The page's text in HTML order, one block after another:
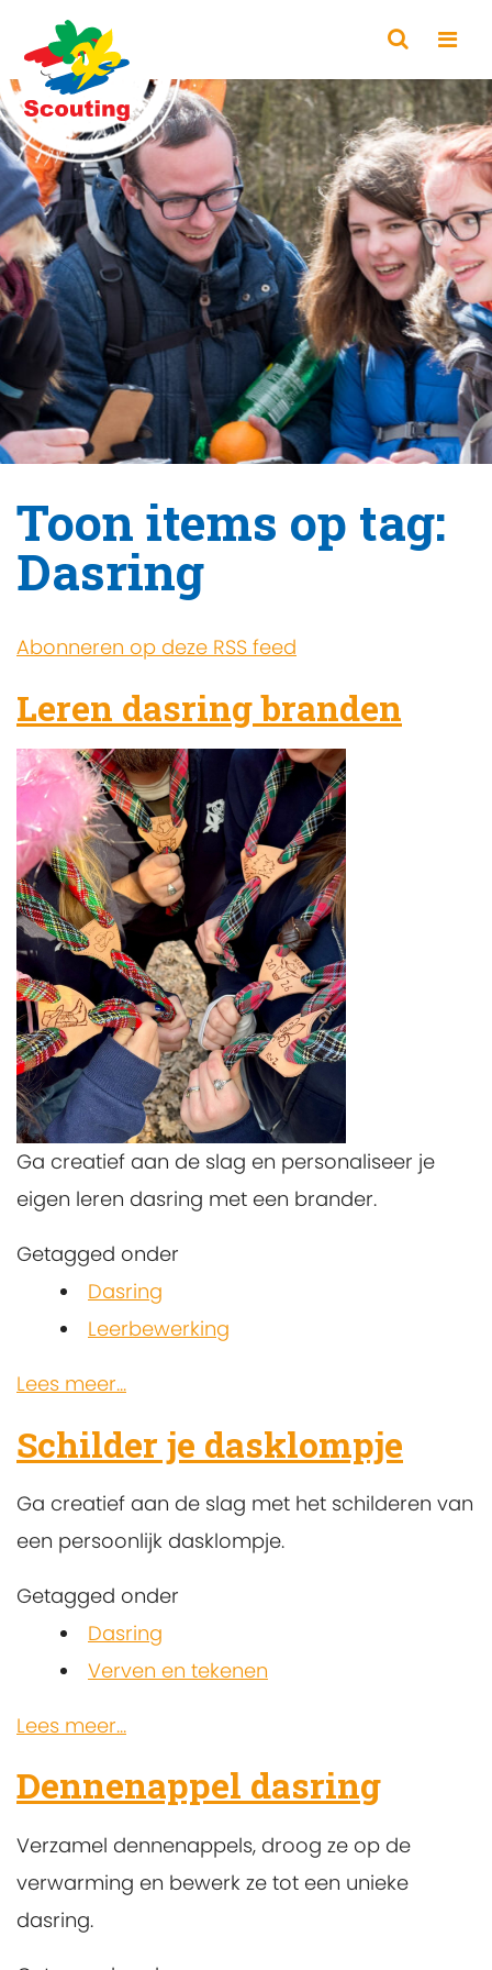
Toon items op tag:
Dasring
Abonneren op deze RSS feed
Leren dasring branden
Ga creatief aan de slag en personaliseer je
eigen leren dasring met een brander.
Getagged onder
Dasring
Leerbewerking
Lees meer...
Schilder je dasklompje
Ga creatief aan de slag met het schilderen van
een persoonlijk dasklompje.
Getagged onder
Dasring
Verven en tekenen
Lees meer...
Dennenappel dasring
Verzamel dennenappels, droog ze op de
verwarming en bewerk ze tot een unieke
dasring.